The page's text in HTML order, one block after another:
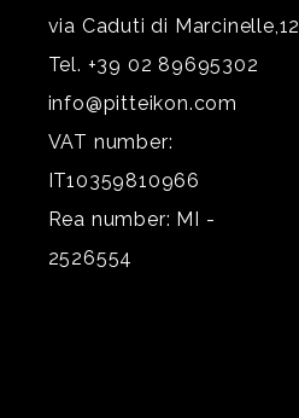
via Caduti di Marcinelle,12
Tel. +39 02 89695302
info@pitteikon.com
VAT number:
IT10359810966
Rea number: MI -
2526554